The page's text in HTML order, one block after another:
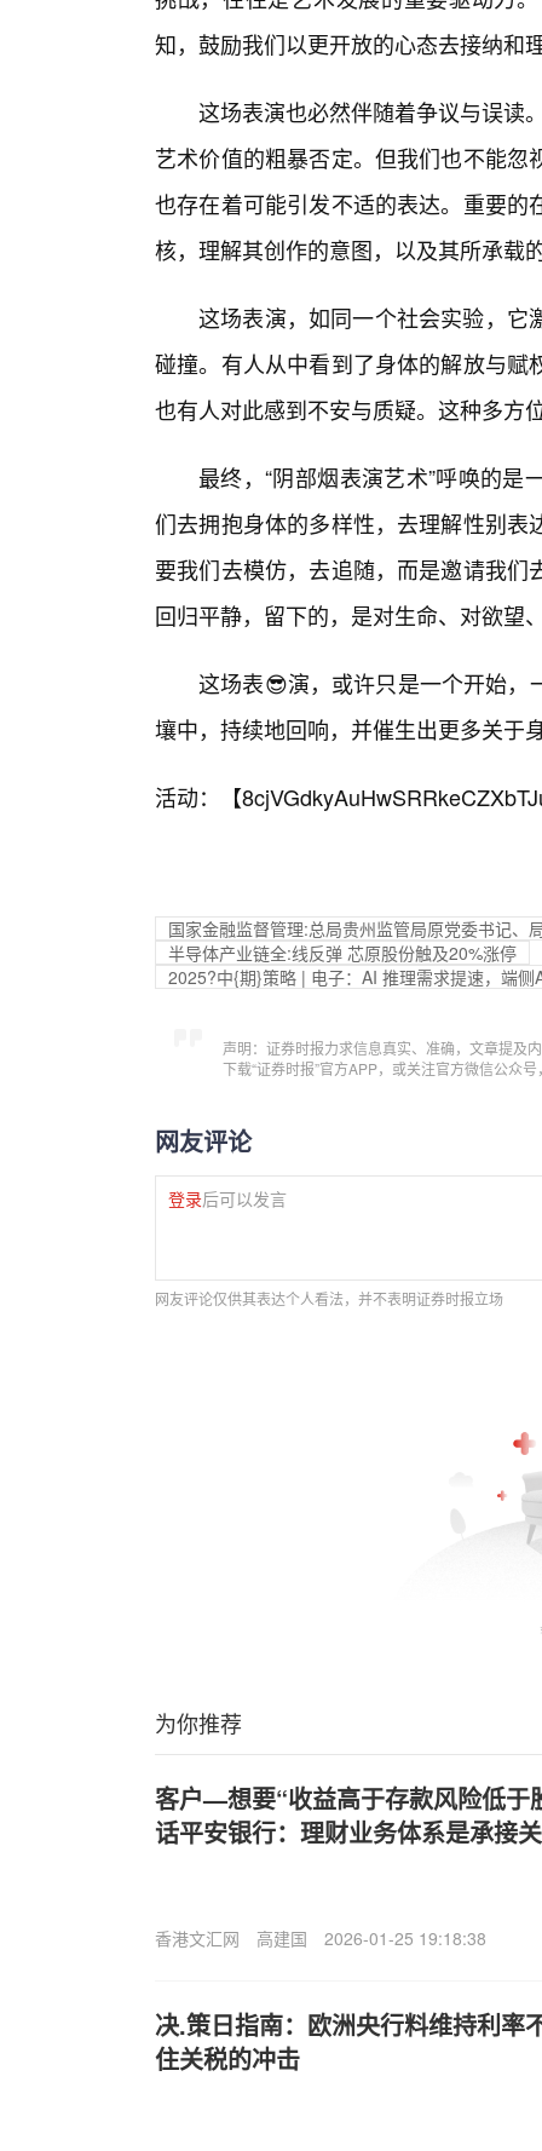
知，鼓励我们以更开放的心态去接纳和
这场表演也必然伴随着争议与误读
艺术价值的粗暴否定。但我们也不能
也存在着可能引发不适的表达。重要
核，理解其创作的意图，以及其所承载
这场表演，如同一个社会实验，它
碰撞。有人从中看到了身体的解放与
也有人对此感到不安与质疑。这种多方
最终，“阴部烟表演艺术”呼唤的
们去拥抱身体的多样性，去理解性别
要我们去模仿，去追随，而是邀请我
回归平静，留下的，是对生命、对欲望
这场表😎演，或许只是一个开始，
壤中，持续地回响，并催生出更多关于
活动：【
国家金融监督管理:总局贵州监管局原党委书记、
半导体产业链全:线反弹 芯原股份触及20%涨停
2025?中{期}策略 | 电子：AI 推理需求提速，端侧
声明：证券时报力求信息真实、准确，文章提及
下载“证券时报”官方APP，或关注官方微信公众
网友评论
登录后可以发言
网友评论仅供其表达个人看法，并不表明证券时报立场
为你推荐
客户—想要“收益高于存款风险低于
话平安银行：理财业务体系是承接
香港文汇网 高建国 2026-01-25 19:18:38
决.策日指南：欧洲央行料维持利率
住关税的冲击